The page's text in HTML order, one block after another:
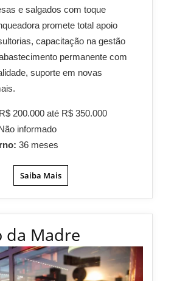
e salgados com toque
promete total apoio
capacitação na gestão
permanente com
suporte em novas
R$ 200.000 até R$ 350.000
informado
36 meses
Saiba Mais
da Madre